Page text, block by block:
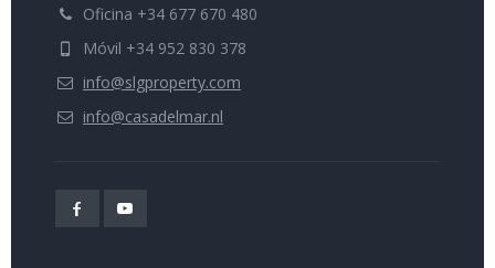
Oficina +34 677 670 480
Móvil +34 952 830 378
info@slgproperty.com
info@casadelmar.nl